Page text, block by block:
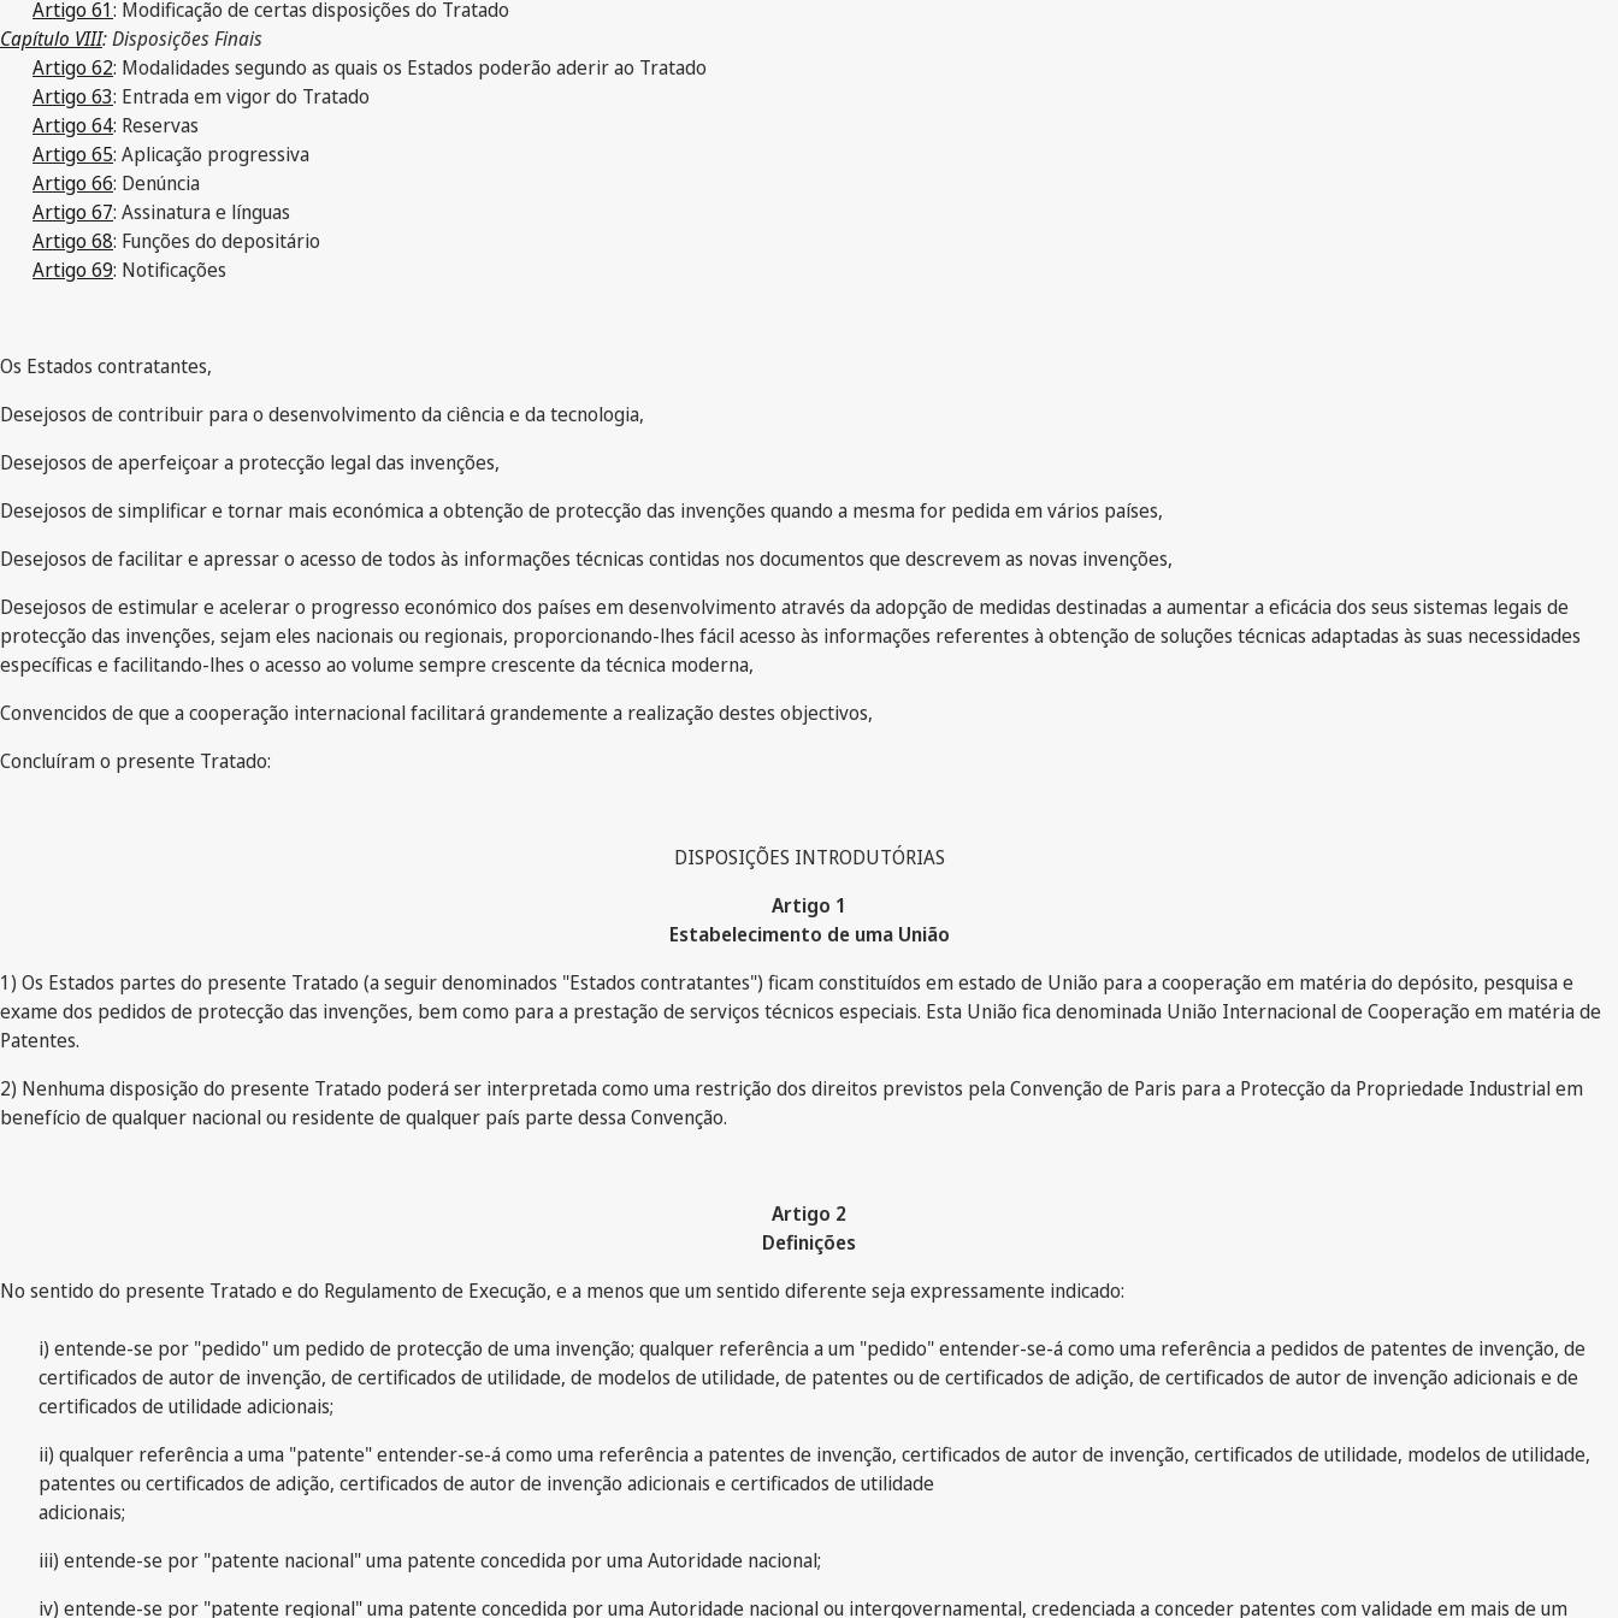
Artigo 61: Modificação de certas disposições do Tratado
Capítulo VIII: Disposições Finais
Artigo 62: Modalidades segundo as quais os Estados poderão aderir ao Tratado
Artigo 63: Entrada em vigor do Tratado
Artigo 64: Reservas
Artigo 65: Aplicação progressiva
Artigo 66: Denúncia
Artigo 67: Assinatura e línguas
Artigo 68: Funções do depositário
Artigo 69: Notificações
Os Estados contratantes,
Desejosos de contribuir para o desenvolvimento da ciência e da tecnologia,
Desejosos de aperfeiçoar a protecção legal das invenções,
Desejosos de simplificar e tornar mais económica a obtenção de protecção das invenções quando a mesma for pedida em vários países,
Desejosos de facilitar e apressar o acesso de todos às informações técnicas contidas nos documentos que descrevem as novas invenções,
Desejosos de estimular e acelerar o progresso económico dos países em desenvolvimento através da adopção de medidas destinadas a aumentar a eficácia dos seus sistemas legais de
protecção das invenções, sejam eles nacionais ou regionais, proporcionando-lhes fácil acesso às informações referentes à obtenção de soluções técnicas adaptadas às suas necessidades
específicas e facilitando-lhes o acesso ao volume sempre crescente da técnica moderna,
Convencidos de que a cooperação internacional facilitará grandemente a realização destes objectivos,
Concluíram o presente Tratado:
DISPOSIÇÕES INTRODUTÓRIAS
Artigo 1
Estabelecimento de uma União
1) Os Estados partes do presente Tratado (a seguir denominados "Estados contratantes") ficam constituídos em estado de União para a cooperação em matéria do depósito, pesquisa e
exame dos pedidos de protecção das invenções, bem como para a prestação de serviços técnicos especiais. Esta União fica denominada União Internacional de Cooperação em matéria de
Patentes.
2) Nenhuma disposição do presente Tratado poderá ser interpretada como uma restrição dos direitos previstos pela Convenção de Paris para a Protecção da Propriedade Industrial em
benefício de qualquer nacional ou residente de qualquer país parte dessa Convenção.
Artigo 2
Definições
No sentido do presente Tratado e do Regulamento de Execução, e a menos que um sentido diferente seja expressamente indicado:
i) entende-se por "pedido" um pedido de protecção de uma invenção; qualquer referência a um "pedido" entender-se-á como uma referência a pedidos de patentes de invenção, de
certificados de autor de invenção, de certificados de utilidade, de modelos de utilidade, de patentes ou de certificados de adição, de certificados de autor de invenção adicionais e de
certificados de utilidade adicionais;
ii) qualquer referência a uma "patente" entender-se-á como uma referência a patentes de invenção, certificados de autor de invenção, certificados de utilidade, modelos de utilidade,
patentes ou certificados de adição, certificados de autor de invenção adicionais e certificados de utilidade
adicionais;
iii) entende-se por "patente nacional" uma patente concedida por uma Autoridade nacional;
iv) entende-se por "patente regional" uma patente concedida por uma Autoridade nacional ou intergovernamental, credenciada a conceder patentes com validade em mais de um